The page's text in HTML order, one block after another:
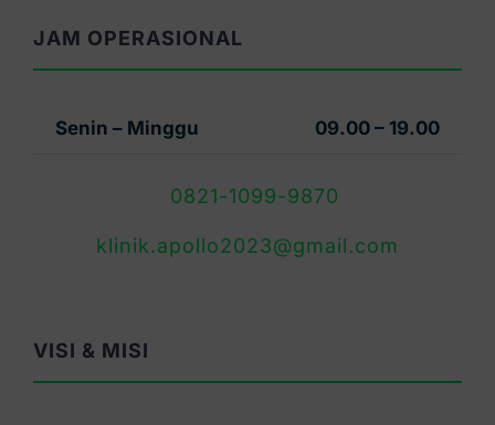
JAM OPERASIONAL
Senin – Minggu 09.00 – 19.00
0821-1099-9870
klinik.apollo2023@gmail.com
VISI & MISI